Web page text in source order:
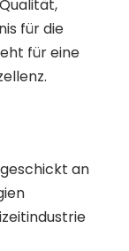
für die
für eine
an